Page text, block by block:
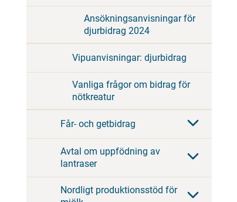
Ansökningsanvisningar för
djurbidrag 2024
Vipuanvisningar: djurbidrag
Vanliga frågor om bidrag för
nötkreatur
Får- och getbidrag
Avtal om uppfödning av
lantraser
Nordligt produktionsstöd för